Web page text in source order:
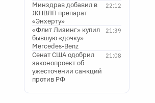
22:12
Минздрав добавил в
ЖНВЛП препарат
«Энхерту»
21:39
«Флит Лизинг» купил
бывшую «дочку»
Mercedes-Benz
21:08
Сенат США одобрил
законопроект об
ужесточении санкций
против РФ